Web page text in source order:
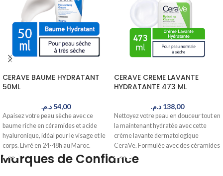
CERAVE BAUME HYDRATANT
50ML
54,00 د.م.
Apaisez votre peau sèche avec ce
baume riche en céramides et acide
hyaluronique, idéal pour le visage et le
corps. Livré en 24-48h au Maroc.
CERAVE CREME LAVANTE
HYDRATANTE 473 ML
138,00 د.م.
Nettoyez votre peau en douceur tout en
la maintenant hydratée avec cette
crème lavante dermatologique
CeraVe. Formulée avec des céramides
essentiels, elle convient à tous les types
de peau. Commandez maintenant,
Marques de Confiance